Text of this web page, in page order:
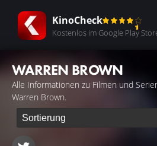
KinoCheck
Kostenlos im Google Play
WARREN BROWN
Alle Informationen zu Filmen und
Warren Brown.